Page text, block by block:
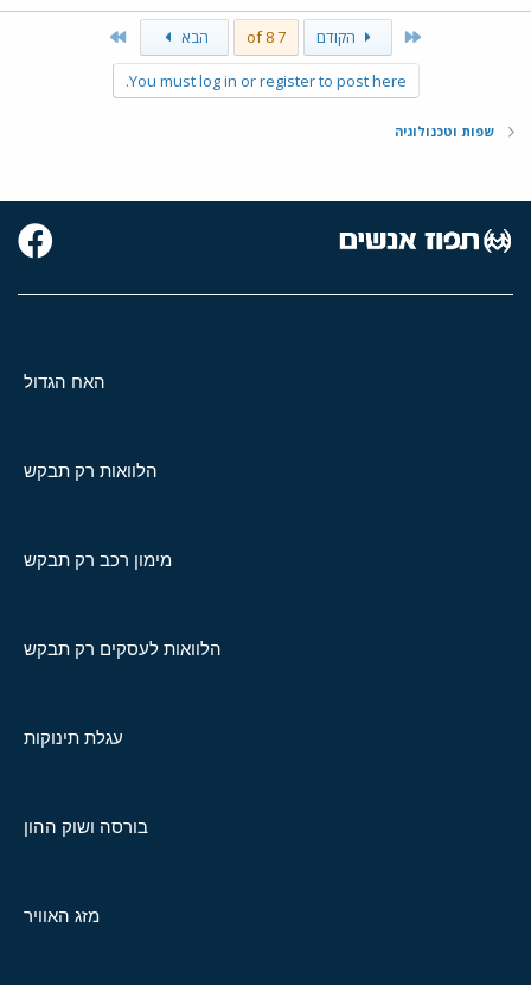
First הקודם 7 of 8 הבא
You must log in or register to post here.
שפות וטכנולוגיה
האח הגדול
הלוואות רק תבקש
מימון רכב רק תבקש
הלוואות לעסקים רק תבקש
עגלת תינוקות
בורסה ושוק ההון
מזג האוויר